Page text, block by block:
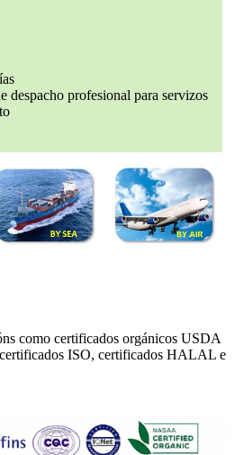
despacho profesional para servizos
como certificados orgánicos USDA
ISO, certificados HALAL e